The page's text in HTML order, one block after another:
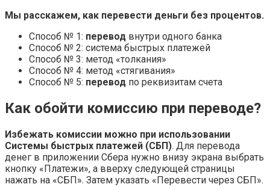
Мы расскажем, как перевести деньги без процентов.
Способ № 1: перевод внутри одного банка
Способ № 2: система быстрых платежей
Способ № 3: метод «толкания»
Способ № 4: метод «стягивания»
Способ № 5: перевод по реквизитам счета
Как обойти комиссию при переводе?
Избежать комиссии можно при использовании
Системы быстрых платежей (СБП). Для перевода
денег в приложении Сбера нужно внизу экрана выбрать
кнопку «Платежи», а вверху следующей страницы
нажать на «СБП». Затем указать «Перевести через СБП».